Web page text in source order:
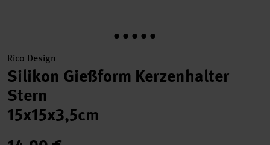
Rico Design
Silikon Gießform Kerzenhalter
Stern
15x15x3,5cm